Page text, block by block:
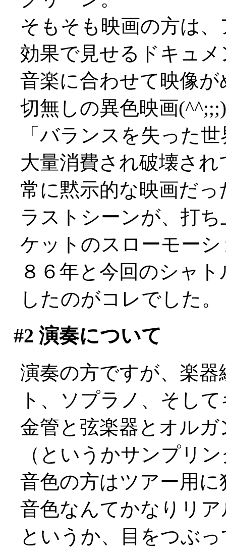
そもそも映画の方は
効果で見せるドキュ
音楽に合わせて映像
切無しの異色映画(^^;;;)
「バランスを失った
大量消費され破壊さ
常に黙示的な映画だ
ラストシーンが、打
ケットのスローモー
８６年と今回のシャ
したのがコレでした。
#2 演奏について
演奏の方ですが、楽
ト、ソプラノ、そし
金管と弦楽器とオル
（というかサンプリ
音色の方はツアー用
音色なんてかなりリア
というか、目をつぶ